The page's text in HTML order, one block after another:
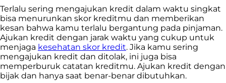
Terlalu sering mengajukan kredit dalam waktu singkat
bisa menurunkan skor kreditmu dan memberikan
kesan bahwa kamu terlalu bergantung pada pinjaman.
Ajukan kredit dengan jarak waktu yang cukup untuk
menjaga kesehatan skor kredit. Jika kamu sering
mengajukan kredit dan ditolak, ini juga bisa
memperburuk catatan kreditmu. Ajukan kredit dengan
bijak dan hanya saat benar-benar dibutuhkan.